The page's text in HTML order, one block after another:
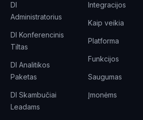
DI
Administratorius
DI Konferencinis
Tiltas
DI Analitikos
Paketas
DI Skambučiai
Leadams
Integracijos
Kaip veikia
Platforma
Funkcijos
Saugumas
Įmonėms